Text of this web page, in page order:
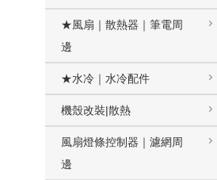
★風扇｜散熱器｜筆電周
邊
★水冷｜水冷配件
機殼改裝|散熱
風扇燈條控制器｜濾網周
邊